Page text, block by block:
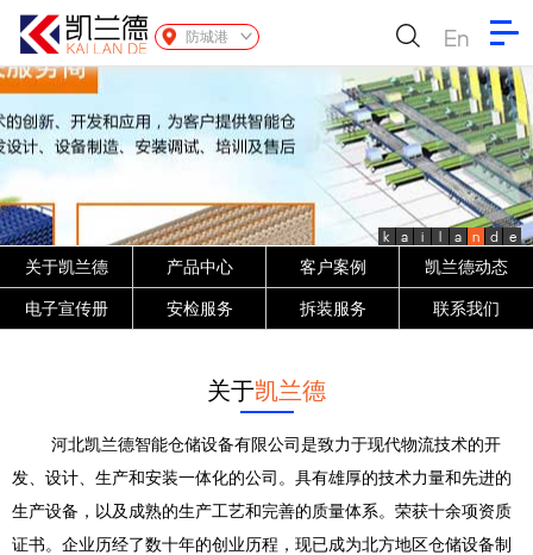
防城港 En
k a i l a n d e
关于凯兰德 产品中心 客户案例 凯兰德动态
电子宣传册 安检服务 拆装服务 联系我们
关于凯兰德
河北凯兰德智能仓储设备有限公司是致力于现代物流技术的开
发、设计、生产和安装一体化的公司。具有雄厚的技术力量和先进的
生产设备，以及成熟的生产工艺和完善的质量体系。荣获十余项资质
证书。企业历经了数十年的创业历程，现已成为北方地区仓储设备制